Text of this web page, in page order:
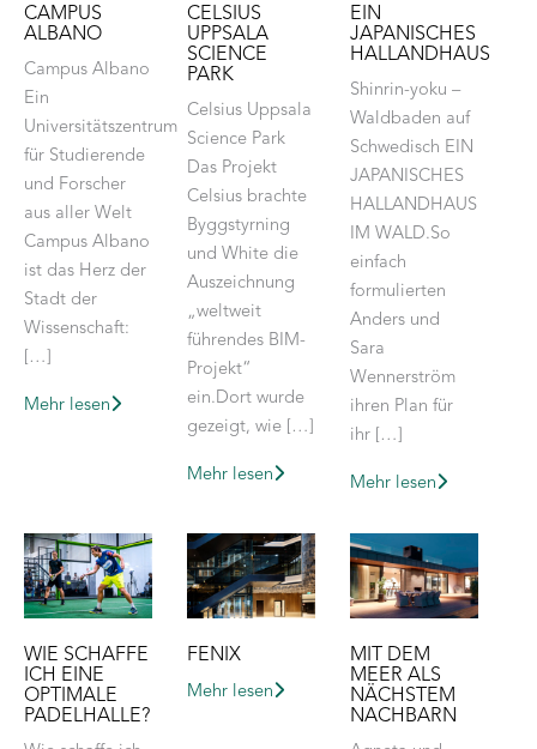
CAMPUS
ALBANO
Campus Albano
Ein
Universitätszentrum
für Studierende
und Forscher
aus aller Welt
Campus Albano
ist das Herz der
Stadt der
Wissenschaft:
[…]
Mehr lesen
CELSIUS
UPPSALA
SCIENCE
PARK
Celsius Uppsala
Science Park
Das Projekt
Celsius brachte
Byggstyrning
und White die
Auszeichnung
„weltweit
führendes BIM-
Projekt“
ein.Dort wurde
gezeigt, wie […]
Mehr lesen
EIN
JAPANISCHES
HALLANDHAUS
Shinrin-yoku –
Waldbaden auf
Schwedisch EIN
JAPANISCHES
HALLANDHAUS
IM WALD.So
einfach
formulierten
Anders und
Sara
Wennerström
ihren Plan für
ihr […]
Mehr lesen
WIE SCHAFFE
ICH EINE
OPTIMALE
PADELHALLE?
FENIX
Mehr lesen
MIT DEM
MEER ALS
NÄCHSTEM
NACHBARN